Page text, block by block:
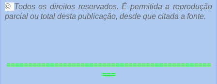
ê
u
© Todos os direitos reservados. É permitida a reprodução
parcial ou total desta publicação, desde que citada a fonte.
===============================================
===